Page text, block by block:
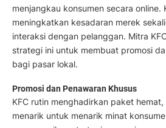
menjangkau konsumen secara online.
meningkatkan kesadaran merek
interaksi dengan pelanggan. Mitra
strategi ini untuk membuat promosi
bagi pasar lokal.
Promosi dan Penawaran Khusus
KFC rutin menghadirkan paket
menarik untuk menarik minat